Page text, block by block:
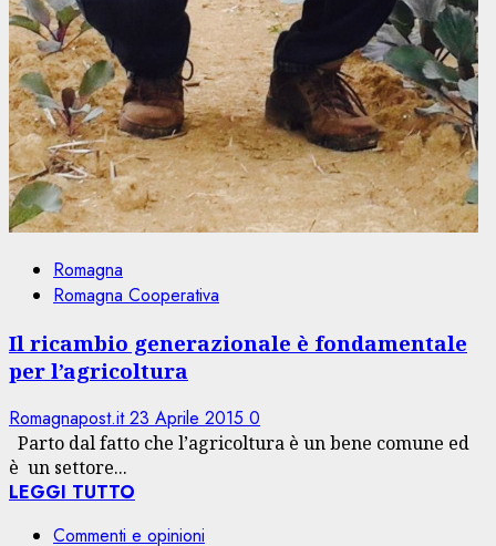
Romagna
Romagna Cooperativa
Il ricambio generazionale è fondamentale
per l’agricoltura
Romagnapost.it23 Aprile 2015 0
Parto dal fatto che l’agricoltura è un bene comune ed
è un settore...
LEGGI TUTTO
Commenti e opinioni